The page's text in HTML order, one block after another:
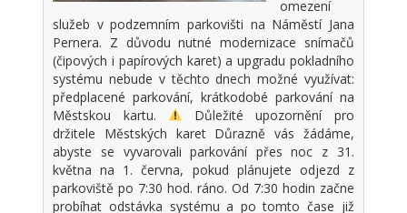
omezení
služeb v podzemním parkovišti na Náměstí Jana
Pernera. Z důvodu nutné modernizace snímačů
(čipových i papírových karet) a upgradu pokladního
systému nebude v těchto dnech možné využívat:
předplacené parkování, krátkodobé parkování na
Městskou kartu.
Důležité upozornění pro
držitele Městských karet Důrazně vás žádáme,
abyste se vyvarovali parkování přes noc z 31.
května na 1. června, pokud plánujete odjezd z
parkoviště po 7:30 hod. ráno. Od 7:30 hodin začne
probíhat odstávka systému a po tomto čase již